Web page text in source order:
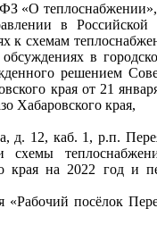
«О
в Российской
схемам
в
решением
края от 21
Хабаровского края,
д. 12, каб. 1, р.п.
края на 2022 год и
посёлок